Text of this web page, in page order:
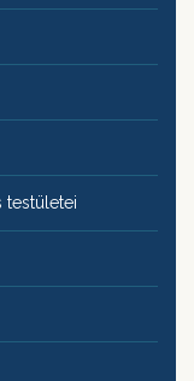
testületei